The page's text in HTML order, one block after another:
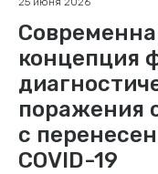
концепция
поражения
с
COVID-19